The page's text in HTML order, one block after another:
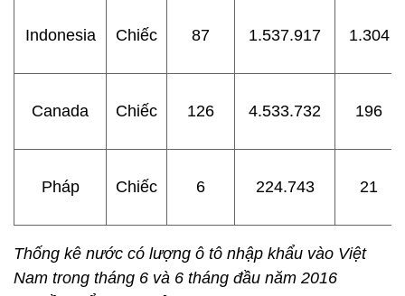
Indonesia Chiếc 87 1.537.917 1.304
Canada Chiếc 126 4.533.732 196
Pháp Chiếc 6 224.743 21
Thống kê nước có lượng ô tô nhập khẩu vào Việt
Nam trong tháng 6 và 6 tháng đầu năm 2016